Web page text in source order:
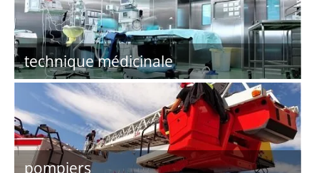
technique médicinale
pompiers